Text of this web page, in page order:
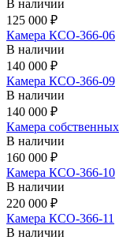
В наличии
125 000 ₽
Камера КСО-366-06
В наличии
140 000 ₽
Камера КСО-366-09
В наличии
140 000 ₽
Камера
В наличии
160 000 ₽
Камера КСО-366-10
В наличии
220 000 ₽
Камера КСО-366-11
В наличии